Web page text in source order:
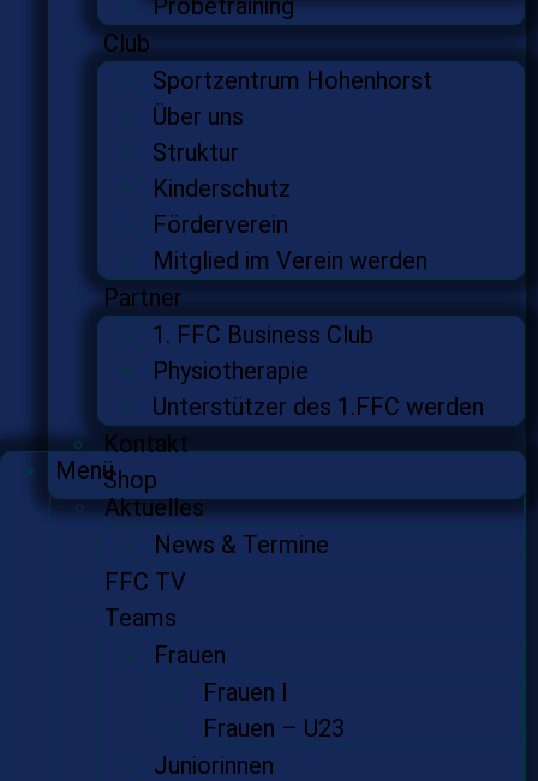
Probetraining
Club
Sportzentrum Hohenhorst
Über uns
Struktur
Kinderschutz
Förderverein
Mitglied im Verein werden
Partner
1. FFC Business Club
Physiotherapie
Unterstützer des 1.FFC werden
Kontakt
Shop
Menü
Aktuelles
News & Termine
FFC TV
Teams
Frauen
Frauen I
Frauen – U23
Juniorinnen